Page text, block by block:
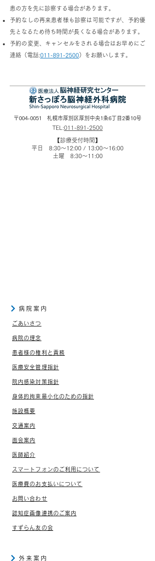
患の方を先に診察する場合があります。
予約なしの再来患者様も診察は可能ですが、予約優
先となるため待ち時間が長くなる場合があります。
予約の変更、キャンセルをされる場合はお早めにご
連絡（電話:011-891-2500）をお願いします。
〒004-0051 札幌市厚別区厚別中央1条6丁目2番10号
TEL:011-891-2500
​【診療受付時間】
平日 8:30～12:00 / 13:00～16:00
土曜 8:30～11:00
病院案内
ごあいさつ
病院の理念
患者様の権利と責務
医療安全管理指針
院内感染対策指針
身体的拘束最小化のための指針
施設概要
交通案内
面会案内
医師紹介
スマートフォンのご利用について
医療費のお支払いについて
お問い合わせ
認知症画像連携のご案内
すずらん友の会
外来案内